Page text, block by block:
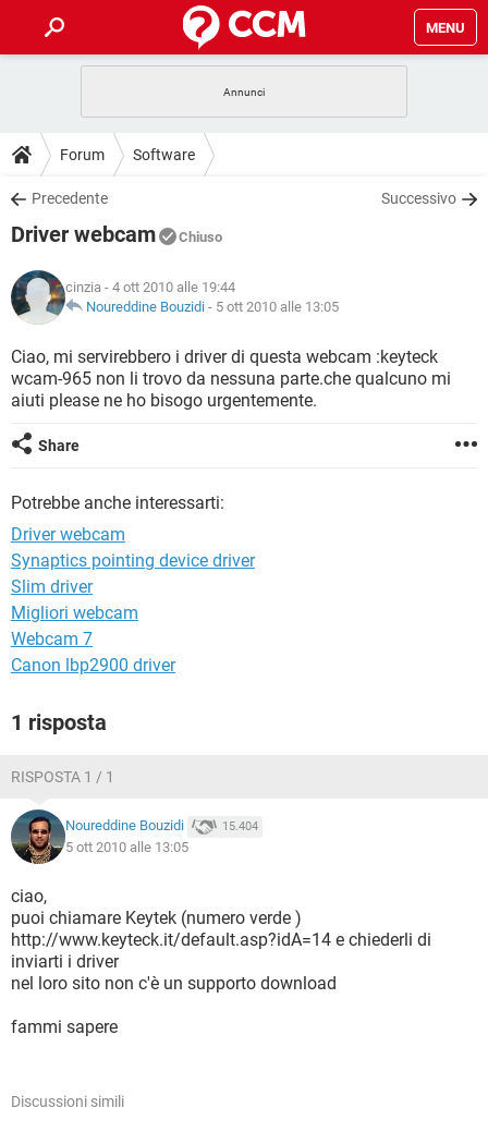
MENU
INTRATTENIMENTO
iOS
INSTAGRAM
TIKTOK
HARDWARE
GUIDE
COVID-19
INSTAGRAM
TIKTOK
HARDWARE
DOWNLOAD
COVID-19
INTRATTENIMENTO
iOS WINDOWS 10
INSTAGRAM WHATSAPP
TIKTOK FACEBOOK
COVID-19
INTRATTENIMENTO
iOS WINDOWS 10
INSTAGRAM WHATSAPP
TIKTOK
GLOSSARIO
COVID-19
INTRATTENIMENTO ANDROID
INSTAGRAM
TIKTOK
HARDWARE
Forum Software
Precedente Successivo
Driver webcam Chiuso
cinzia - 4 ott 2010 alle 19:44
Noureddine Bouzidi - 5 ott 2010 alle 13:05
Ciao, mi servirebbero i driver di questa webcam :keyteck
wcam-965 non li trovo da nessuna parte.che qualcuno mi
aiuti please ne ho bisogo urgentemente.
Share
Potrebbe anche interessarti:
Driver webcam
Synaptics pointing device driver
Slim driver
Migliori webcam
Webcam 7
Canon lbp2900 driver
1 risposta
RISPOSTA 1 / 1
Noureddine Bouzidi 15.404
5 ott 2010 alle 13:05
ciao,
puoi chiamare Keytek (numero verde )
http://www.keyteck.it/default.asp?idA=14 e chiederli di
inviarti i driver
nel loro sito non c'è un supporto download
fammi sapere
Discussioni simili